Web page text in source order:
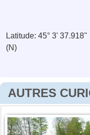
Latitude: 45° 3' 37.918''
(N)
AUTRES